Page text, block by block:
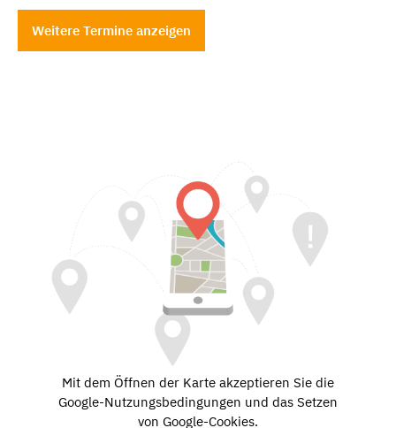
Weitere Termine anzeigen
Mit dem Öffnen der Karte akzeptieren Sie die
Google-Nutzungsbedingungen und das Setzen
von Google-Cookies.